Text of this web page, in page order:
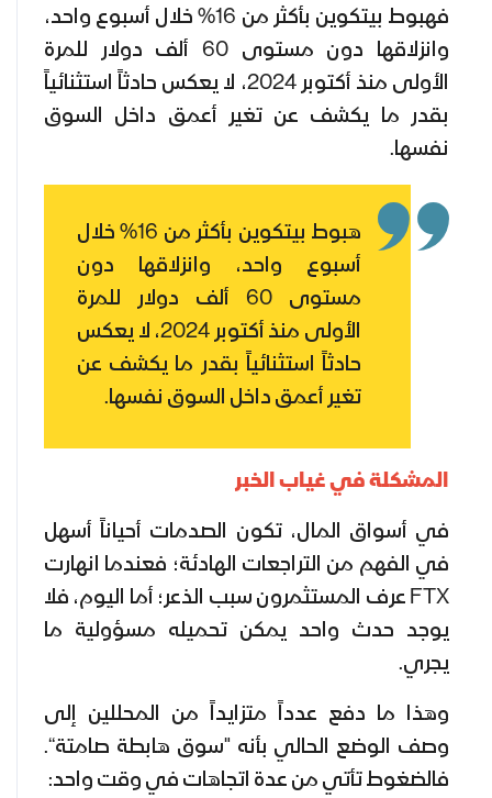
فهبوط بيتكوين بأكثر من 16% خلال أسبوع واحد،
وانزلاقها دون مستوى 60 ألف دولار للمرة
الأولى منذ أكتوبر 2024، لا يعكس حادثاً استثنائياً
بقدر ما يكشف عن تغير أعمق داخل السوق
نفسها.
هبوط بيتكوين بأكثر من 16% خلال
أسبوع واحد، وانزلاقها دون
مستوى 60 ألف دولار للمرة
الأولى منذ أكتوبر 2024، لا يعكس
حادثاً استثنائياً بقدر ما يكشف عن
تغير أعمق داخل السوق نفسها.
المشكلة في غياب الخبر
في أسواق المال، تكون الصدمات أحياناً أسهل
في الفهم من التراجعات الهادئة؛ فعندما انهارت
FTX عرف المستثمرون سبب الذعر؛ أما اليوم، فلا
يوجد حدث واحد يمكن تحميله مسؤولية ما
يجري.
وهذا ما دفع عدداً متزايداً من المحللين إلى
وصف الوضع الحالي بأنه "سوق هابطة صامتة“.
فالضغوط تأتي من عدة اتجاهات في وقت واحد: